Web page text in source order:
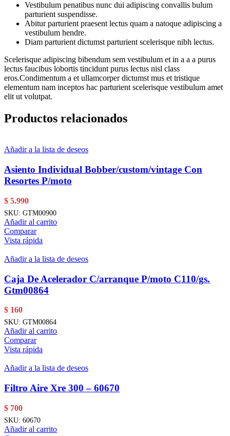
Vestibulum penatibus nunc dui adipiscing convallis bulum
parturient suspendisse.
Abitur parturient praesent lectus quam a natoque adipiscing a
vestibulum hendre.
Diam parturient dictumst parturient scelerisque nibh lectus.
Scelerisque adipiscing bibendum sem vestibulum et in a a a purus
lectus faucibus lobortis tincidunt purus lectus nisl class
eros.Condimentum a et ullamcorper dictumst mus et tristique
elementum nam inceptos hac parturient scelerisque vestibulum amet
elit ut volutpat.
Productos relacionados
Añadir a la lista de deseos
Asiento Individual Bobber/custom/vintage Con
Resortes P/moto
$ 5.990
SKU: GTM00900
Añadir al carrito
Comparar
Vista rápida
Añadir a la lista de deseos
Caja De Acelerador C/arranque P/moto C110/gs.
Gtm00864
$ 160
SKU: GTM00864
Añadir al carrito
Comparar
Vista rápida
Añadir a la lista de deseos
Filtro Aire Xre 300 – 60670
$ 700
SKU: 60670
Añadir al carrito